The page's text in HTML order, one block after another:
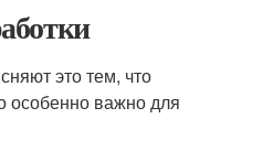
это тем, что
особенно важно для